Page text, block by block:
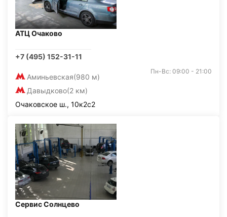
АТЦ Очаково
+7 (495) 152-31-11
Аминьевская(980 м)
Давыдково(2 км)
Пн-Вс: 09:00 - 21:00
Очаковское ш., 10к2с2
Сервис Солнцево